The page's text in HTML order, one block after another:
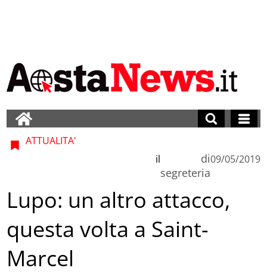
ATTUALITA'
di
segreteria
il 09/05/2019
Lupo: un altro attacco,
questa volta a Saint-
Marcel